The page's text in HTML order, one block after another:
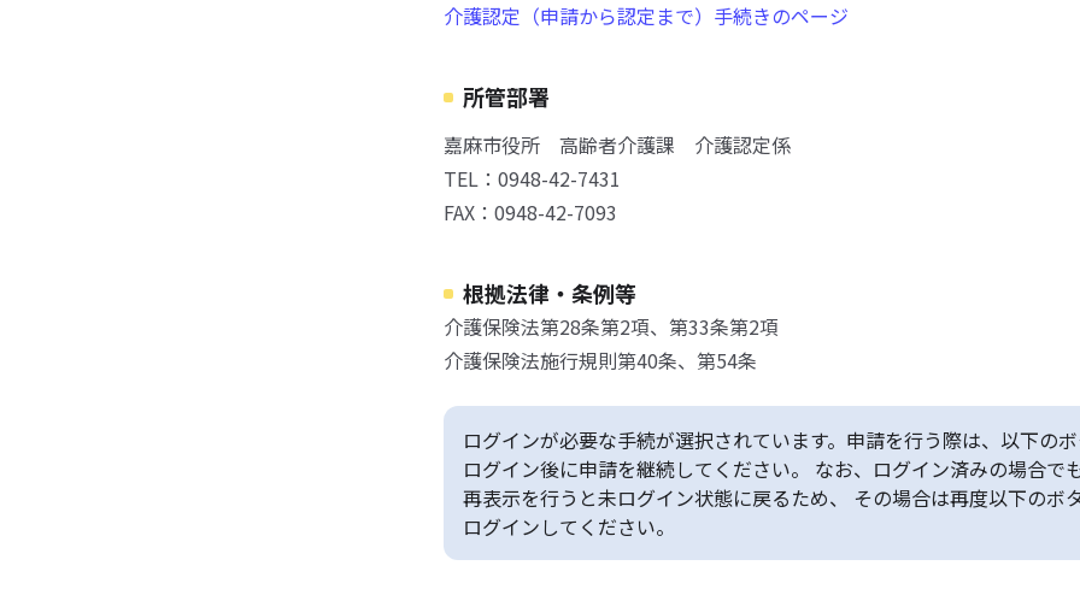
介護認定（申請から認定まで）手続きのページ
所管部署
嘉麻市役所 高齢者介護課 介護認定係
TEL：0948-42-7431
FAX：0948-42-7093
根拠法律・条例等
介護保険法第28条第2項、第33条第2項
介護保険法施行規則第40条、第54条
ログインが必要な手続が選択されています。申請を行う際は、以下の
ログイン後に申請を継続してください。 なお、ログイン済みの場合で
再表示を行うと未ログイン状態に戻るため、 その場合は再度以下のボ
ログインしてください。